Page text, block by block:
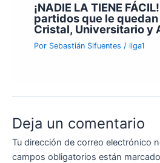
¡NADIE LA TIENE
partidos que le quedan
Cristal, Universitario y
Por Sebastián Sifuentes/ liga1
Deja un comentario
Tu dirección de correo electrónico
campos obligatorios están